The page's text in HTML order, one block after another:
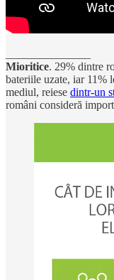
Mioritice. 29% dintre
bateriile uzate, iar 11%
mediul, reiese dintr-un
români consideră